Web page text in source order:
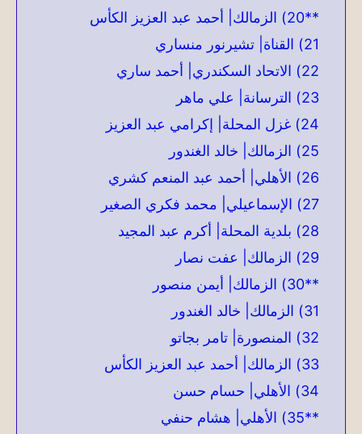
**20) الزمالك| أحمد عبد العزيز الكأس
21) القناة| تشيرنور منساري
22) الاتحاد السكندري| أحمد ساري
23) الترسانة| علي ماهر
24) غزل المحلة| إكرامي عبد العزيز
25) الزمالك| خالد الغندور
26) الأهلي| أحمد عبد المنعم كشري
27) الإسماعيلي| محمد فكري الصغير
28) بلدية المحلة| أكرم عبد المجيد
29) الزمالك| عفت نصار
**30) الزمالك| أيمن منصور
31) الزمالك| خالد الغندور
32) المنصورة| تامر بجاتو
33) الزمالك| أحمد عبد العزيز الكأس
34) الأهلي| حسام حسن
**35) الأهلي| هشام حنفي